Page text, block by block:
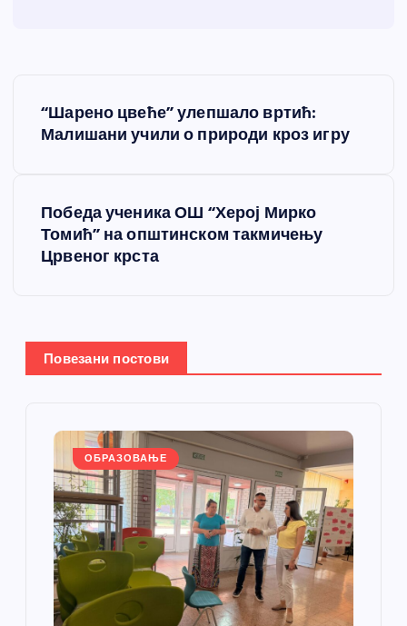
“Шарено цвеће” улепшало вртић:
Малишани учили о природи кроз игру
Победа ученика ОШ “Херој Мирко
Томић” на општинском такмичењу
Црвеног крста
Повезани постови
ОБРАЗОВАЊЕ